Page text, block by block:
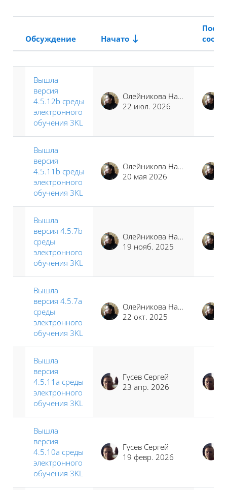
Статус
Обсуждение Начато
Вышла
версия
4.5.12b среды
электронного
обучения 3KL
Олейникова Наталья Сергеевна
22 июл. 2026
Вышла
версия
4.5.11b среды
электронного
обучения 3KL
Олейникова Наталья Сергеевна
20 мая 2026
Вышла
версия 4.5.7b
среды
электронного
обучения 3KL
Олейникова Наталья Сергеевна
19 нояб. 2025
Вышла
версия 4.5.7a
среды
электронного
обучения 3KL
Олейникова Наталья Сергеевна
22 окт. 2025
Вышла
версия
4.5.11a среды
электронного
обучения 3KL
Гусев Сергей
23 апр. 2026
Вышла
версия
4.5.10a среды
электронного
обучения 3KL
Гусев Сергей
19 февр. 2026